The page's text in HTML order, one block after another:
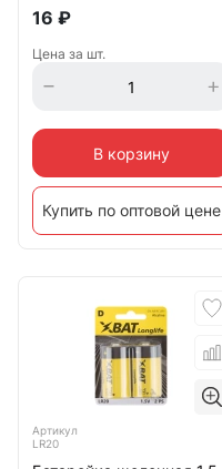
16 ₽
Цена за шт.
В корзину
Купить по оптовой цене
Артикул
LR20